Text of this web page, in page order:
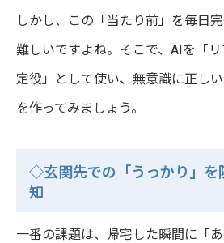
しかし、この「当たり前」を毎日
難しいですよね。そこで、AIを「
定役」として使い、無意識に正し
を作ってみましょう。
◇玄関先での「うっかり」を
知
一番の課題は、帰宅した瞬間に「